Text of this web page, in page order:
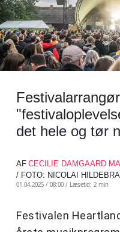
det hele og tør
AF CECILIE DAMGAARD
/ FOTO: NICOLAI
01.04.2025 / 08:00 / Læsetid: 2 min
Festivalen